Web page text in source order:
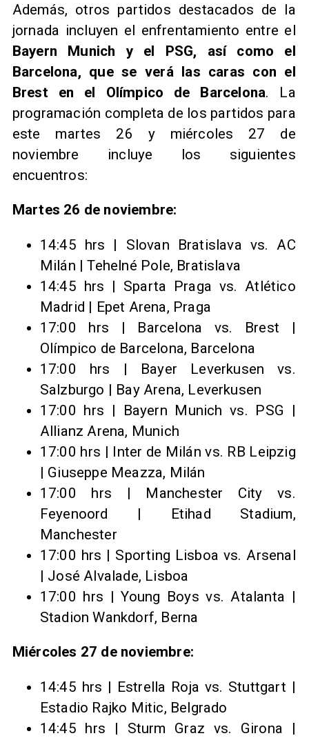
Además, otros partidos destacados de la
jornada incluyen el enfrentamiento entre el
Bayern Munich y el PSG, así como el
Barcelona, que se verá las caras con el
Brest en el Olímpico de Barcelona. La
programación completa de los partidos para
este martes 26 y miércoles 27 de
noviembre incluye los siguientes
encuentros:
Martes 26 de noviembre:
14:45 hrs | Slovan Bratislava vs. AC
Milán | Tehelné Pole, Bratislava
14:45 hrs | Sparta Praga vs. Atlético
Madrid | Epet Arena, Praga
17:00 hrs | Barcelona vs. Brest |
Olímpico de Barcelona, Barcelona
17:00 hrs | Bayer Leverkusen vs.
Salzburgo | Bay Arena, Leverkusen
17:00 hrs | Bayern Munich vs. PSG |
Allianz Arena, Munich
17:00 hrs | Inter de Milán vs. RB Leipzig
| Giuseppe Meazza, Milán
17:00 hrs | Manchester City vs.
Feyenoord | Etihad Stadium,
Manchester
17:00 hrs | Sporting Lisboa vs. Arsenal
| José Alvalade, Lisboa
17:00 hrs | Young Boys vs. Atalanta |
Stadion Wankdorf, Berna
Miércoles 27 de noviembre:
14:45 hrs | Estrella Roja vs. Stuttgart |
Estadio Rajko Mitic, Belgrado
14:45 hrs | Sturm Graz vs. Girona |